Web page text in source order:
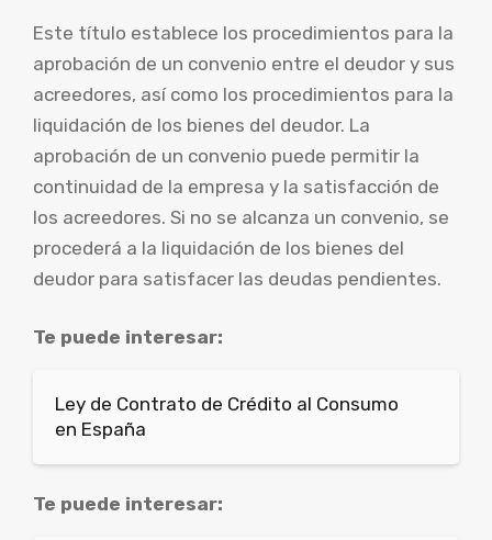
Este título establece los procedimientos para la
aprobación de un convenio entre el deudor y sus
acreedores, así como los procedimientos para la
liquidación de los bienes del deudor. La
aprobación de un convenio puede permitir la
continuidad de la empresa y la satisfacción de
los acreedores. Si no se alcanza un convenio, se
procederá a la liquidación de los bienes del
deudor para satisfacer las deudas pendientes.
Te puede interesar:
Ley de Contrato de Crédito al Consumo
en España
Te puede interesar: